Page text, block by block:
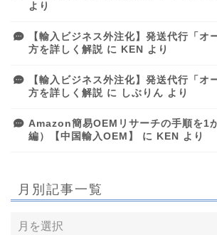
より
【輸入ビジネス外注化】発送代行「オ
方を詳しく解説 に KEN より
【輸入ビジネス外注化】発送代行「オ
方を詳しく解説 に しぶりん より
Amazon簡易OEMリサーチの手順を1
編）【中国輸入OEM】
に KEN より
月別記事一覧